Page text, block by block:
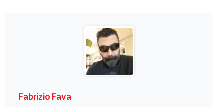
Fabrizio Fava